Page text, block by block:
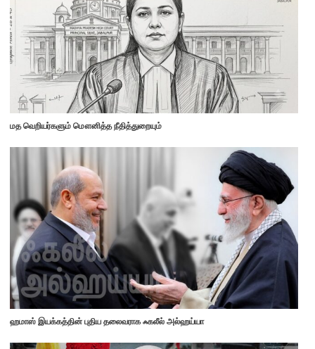
மத வெறியர்களும் மௌனித்த நீதித்துறையும்
ஹமாஸ் இயக்கத்தின் புதிய தலைவராக ஃகலீல் அல்ஹய்யா